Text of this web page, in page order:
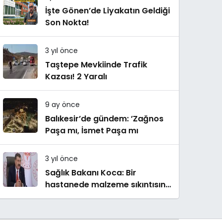
İşte Gönen’de Liyakatın Geldiği
Son Nokta!
3 yıl önce
Taştepe Mevkiinde Trafik
Kazası! 2 Yaralı
9 ay önce
Balıkesir’de gündem: ’Zağnos
Paşa mı, İsmet Paşa mı
3 yıl önce
Sağlık Bakanı Koca: Bir
hastanede malzeme sıkıntısına
bağlı tedavinin yapılamadığı